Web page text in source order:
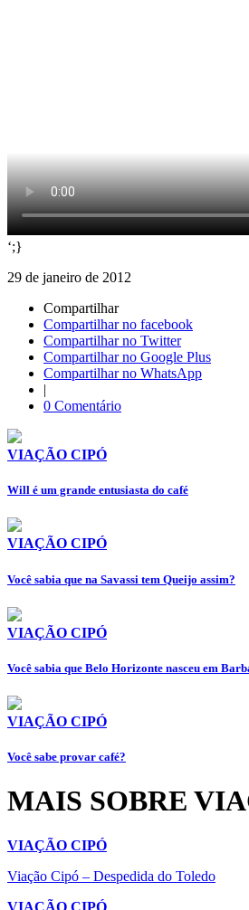
‘;}
29 de janeiro de 2012
Compartilhar
Compartilhar no facebook
Compartilhar no Twitter
Compartilhar no Google Plus
Compartilhar no WhatsApp
|
0 Comentário
VIAÇÃO CIPÓ
Will é um grande entusiasta do café
VIAÇÃO CIPÓ
Você sabia que na Savassi tem Queijo assim?
VIAÇÃO CIPÓ
Você sabia que Belo Horizonte nasceu em
VIAÇÃO CIPÓ
Você sabe provar café?
MAIS SOBRE
VIAÇÃO CIPÓ
Viação Cipó – Despedida do Toledo
VIAÇÃO CIPÓ